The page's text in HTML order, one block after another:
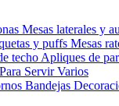
Mesas laterales y
y puffs Mesas
techo Apliques de
Para ServirVarios
Bandejas